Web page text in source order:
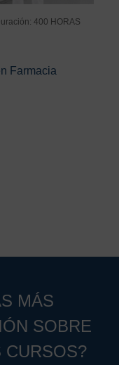
400 HORAS
Farmacia
MÁS
SOBRE
CURSOS?